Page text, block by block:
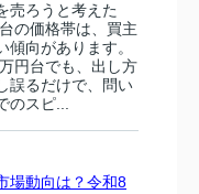
売ろうと考えた
の価格帯は、買主
向があります。
円台でも、出し方
誤るだけで、問い
のスピ...
場動向は？令和8